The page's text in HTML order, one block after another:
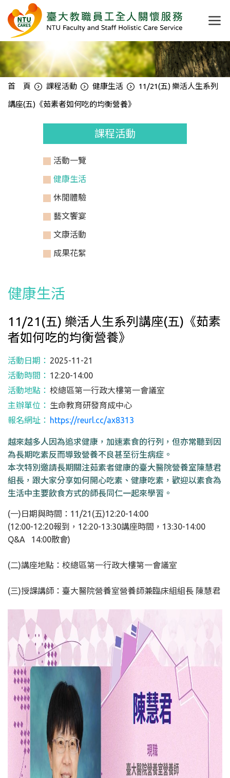
首 頁 課程活動 健康生活 11/21(五) 樂活人生系列
講座(五)《茹素者如何吃的均衡營養》
課程活動
活動一覽
健康生活
休閒體驗
藝文饗宴
文康活動
成果花絮
健康生活
11/21(五) 樂活人生系列講座(五)《茹素
者如何吃的均衡營養》
活動日期： 2025-11-21
活動時間： 12:20-14:00
活動地點： 校總區第一行政大樓第一會議室
主辦單位： 生命教育研發育成中心
報名網址： https://reurl.cc/ax8313
越來越多人因為追求健康，加速素食的行列，但亦常聽到因
為長期吃素反而導致營養不良甚至衍生病症。
本次特別邀請長期關注茹素者健康的臺大醫院營養室陳慧君
組長，跟大家分享如何開心吃素、健康吃素，歡迎以素食為
生活中主要飲食方式的師長同仁一起來學習。
(一)日期與時間：11/21(五)12:20-14:00
(12:00-12:20報到，12:20-13:30講座時間，13:30-14:00
Q&A 14:00散會)
(二)講座地點：校總區第一行政大樓第一會議室
(三)授課講師：臺大醫院營養室營養師兼臨床組組長 陳慧君